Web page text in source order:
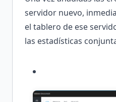
servidor nuevo,
el tablero de ese
las estadísticas